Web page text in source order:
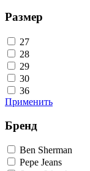
Размер
27
28
29
30
36
Применить
Бренд
Ben Sherman
Pepe Jeans